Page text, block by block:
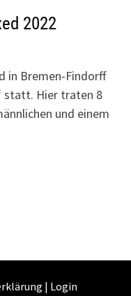
2022
in Bremen-Findorff
statt. Hier traten 8
und einem
| Login